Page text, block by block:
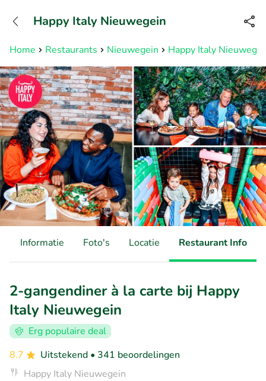
Bereikbaar tot 23:00 uur
Home Restaurants Nieuwegein Happy Italy
Happy Italy Nieuwegein
Informatie Foto's Locatie Restaurant Info
2-gangendiner à la carte bij Happy
Italy Nieuwegein
Erg populaire deal
8.7
Uitstekend • 341 beoordelingen
Happy Italy Nieuwegein